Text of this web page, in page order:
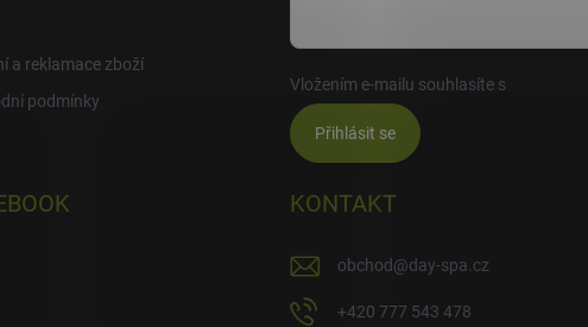
a reklamace zboží
podmínky
Vložením e-mailu souhlasíte s
Přihlásit se
KONTAKT
obchod@day-spa.cz
+420 777 543 478